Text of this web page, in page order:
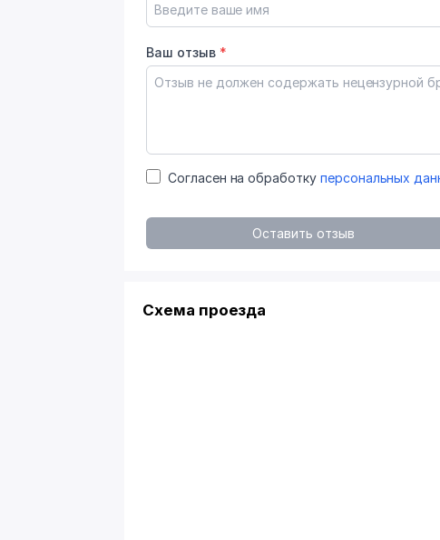
Ваш отзыв *
Согласен на обработку персональных
Оставить отзыв
Схема проезда